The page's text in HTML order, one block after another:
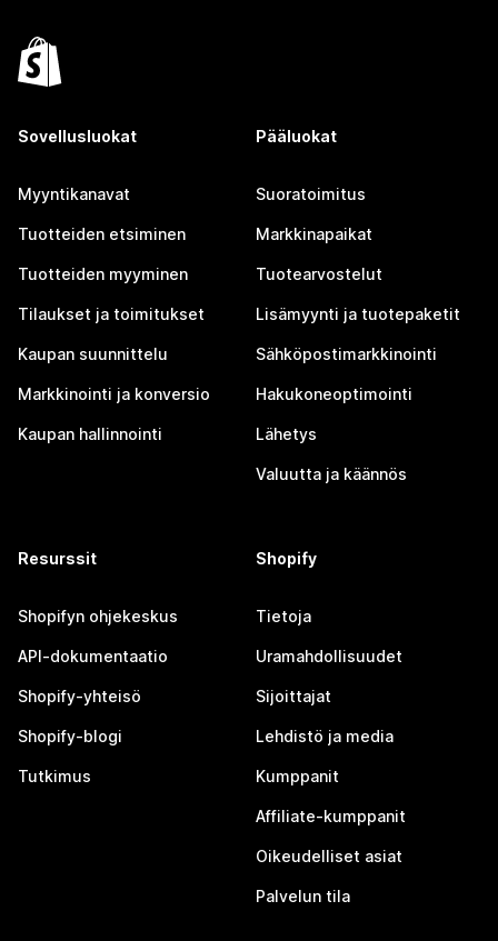
Sovellusluokat
Myyntikanavat
Tuotteiden etsiminen
Tuotteiden myyminen
Tilaukset ja toimitukset
Kaupan suunnittelu
Markkinointi ja konversio
Kaupan hallinnointi
Pääluokat
Suoratoimitus
Markkinapaikat
Tuotearvostelut
Lisämyynti ja tuotepaketit
Sähköpostimarkkinointi
Hakukoneoptimointi
Lähetys
Valuutta ja käännös
Resurssit
Shopifyn ohjekeskus
API-dokumentaatio
Shopify-yhteisö
Shopify-blogi
Tutkimus
Shopify
Tietoja
Uramahdollisuudet
Sijoittajat
Lehdistö ja media
Kumppanit
Affiliate-kumppanit
Oikeudelliset asiat
Palvelun tila